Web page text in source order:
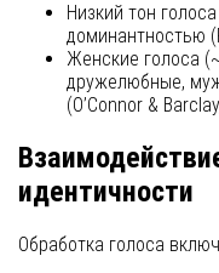
Низкий тон
доминантностью
Женские голоса
дружелюбные,
(O’Connor &
идентичности
Обработка голоса